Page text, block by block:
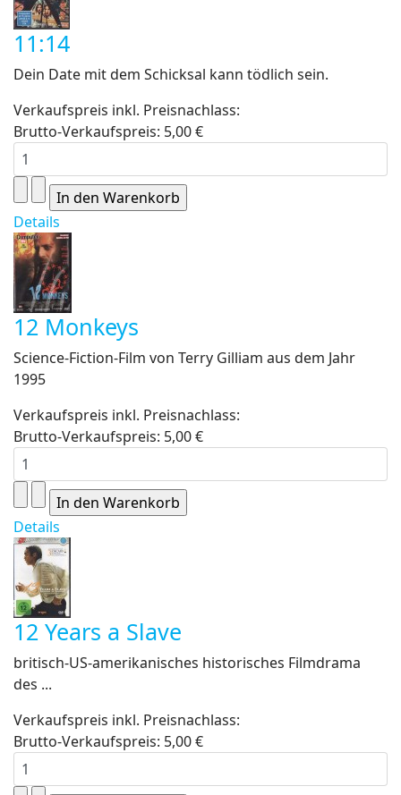
11:14
Dein Date mit dem Schicksal kann tödlich sein.
Verkaufspreis inkl. Preisnachlass:
Brutto-Verkaufspreis: 5,00 €
Details
12 Monkeys
Science-Fiction-Film von Terry Gilliam aus dem Jahr
1995
Verkaufspreis inkl. Preisnachlass:
Brutto-Verkaufspreis: 5,00 €
Details
12 Years a Slave
britisch-US-amerikanisches historisches Filmdrama
des ...
Verkaufspreis inkl. Preisnachlass:
Brutto-Verkaufspreis: 5,00 €